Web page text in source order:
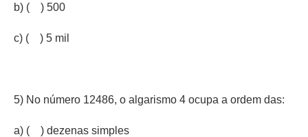
b) ( ) 500
c) ( ) 5 mil
5) No número 12486, o algarismo 4 ocupa a ordem das:
a) ( ) dezenas simples